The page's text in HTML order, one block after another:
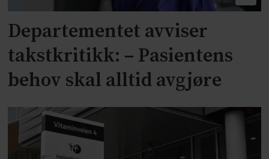
Departementet avviser
takstkritikk: – Pasientens
behov skal alltid avgjøre